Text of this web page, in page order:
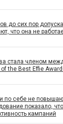
до сих пор
что она не
стала членом
the Best Effie
по себе не
показало,
кампаний